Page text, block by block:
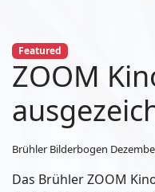
Featured
ZOOM
Brühler Bilderbogen
Das Brühler ZOOM